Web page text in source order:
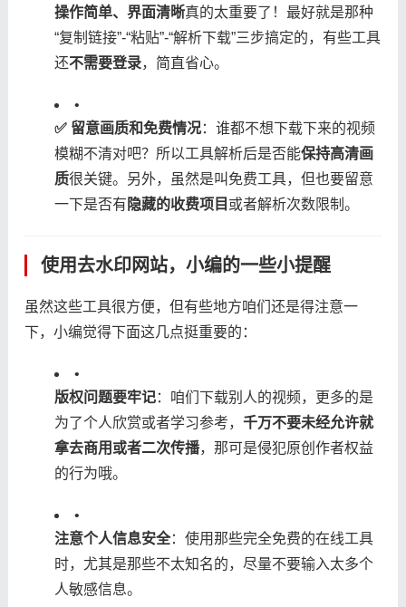
操作简单、界面清晰​​真的太重要了！最好就是那种
“复制链接”-“粘贴”-“解析下载”三步搞定的，有些工具
还​​不需要登录​​，简直省心。
•
​✅ 留意画质和免费情况​​：谁都不想下载下来的视频
模糊不清对吧？所以工具解析后是否能​​保持高清画
质​​很关键。另外，虽然是叫免费工具，但也要留意
一下是否有​ ​隐藏的收费项目​ ​或者解析次数限制。
使用去水印网站，小编的一些小提醒
虽然这些工具很方便，但有些地方咱们还是得注意一
下，小编觉得下面这几点挺重要的：
•
​版权问题要牢记​​：咱们下载别人的视频，更多的是
为了个人欣赏或者学习参考，​ ​千万不要未经允许就
拿去商用或者二次传播​​，那可是侵犯原创作者权益
的行为哦。
•
​注意个人信息安全​​：使用那些完全免费的在线工具
时，尤其是那些不太知名的，尽量不要输入太多个
人敏感信息。